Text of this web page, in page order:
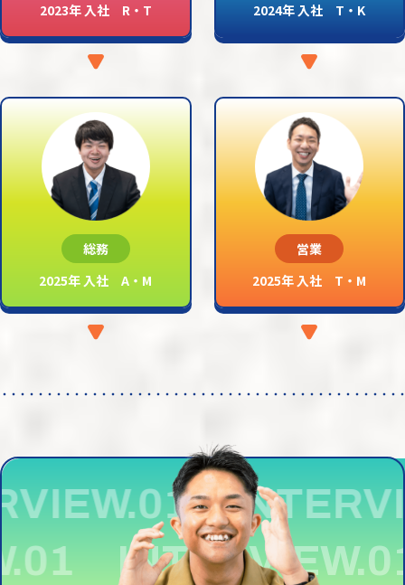
2023年 入社 R・T
2024年 入社 T・K
総務
2025年 入社 A・M
営業
2025年 入社 T・M